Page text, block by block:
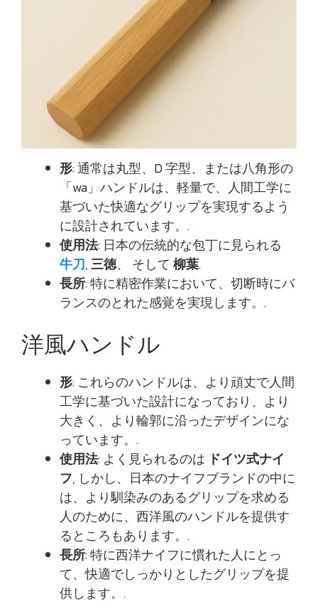
形: 通常は丸型、D 字型、または八角形の
「wa」ハンドルは、軽量で、人間工学に
基づいた快適なグリップを実現するよう
に設計されています。.
使用法: 日本の伝統的な包丁に見られる
牛刀,三徳、 そして 柳葉.
長所: 特に精密作業において、切断時にバ
ランスのとれた感覚を実現します。.
洋風ハンドル
形: これらのハンドルは、より頑丈で人間
工学に基づいた設計になっており、より
大きく、より輪郭に沿ったデザインにな
っています。.
使用法: よく見られるのは ドイツ式ナイ
フ, しかし、日本のナイフブランドの中に
は、より馴染みのあるグリップを求める
人のために、西洋風のハンドルを提供す
るところもあります。.
長所: 特に西洋ナイフに慣れた人にとっ
て、快適でしっかりとしたグリップを提
供します。.